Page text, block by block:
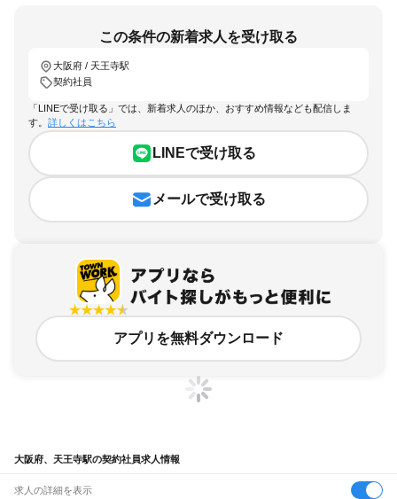
この条件の新着求人を受け取る
大阪府 / 天王寺駅
契約社員
「LINEで受け取る」では、新着求人のほか、おすすめ情報なども配信しま
す。 詳しくはこちら
LINEで受け取る
メールで受け取る
アプリを無料ダウンロード
大阪府、天王寺駅の契約社員求人情報
求人の詳細を表示